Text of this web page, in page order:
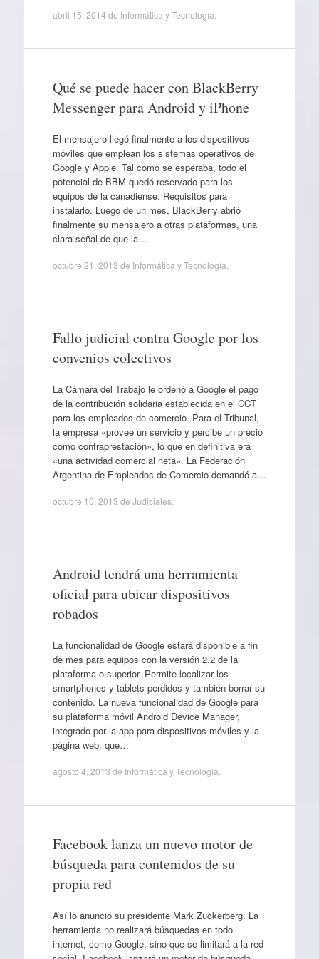
abril 15, 2014 de Informática y Tecnología
Qué se puede hacer con BlackBerry
Messenger para Android y iPhone
El mensajero llegó finalmente a los dispositivos
móviles que emplean los sistemas operativos de
Google y Apple. Tal como se esperaba, todo el
potencial de BBM quedó reservado para los
equipos de la canadiense. Requisitos para
instalarlo. Luego de un mes, BlackBerry abrió
finalmente su mensajero a otras plataformas, una
clara señal de que la…
octubre 21, 2013 de Informática y Tecnología
Fallo judicial contra Google por los
convenios colectivos
La Cámara del Trabajo le ordenó a Google el pago
de la contribución solidaria establecida en el CCT
para los empleados de comercio. Para el Tribunal,
la empresa «provee un servicio y percibe un precio
como contraprestación», lo que en definitiva era
«una actividad comercial neta». La Federación
Argentina de Empleados de Comercio demandó a…
octubre 10, 2013 de Judiciales.
Android tendrá una herramienta
oficial para ubicar dispositivos
robados
La funcionalidad de Google estará disponible a fin
de mes para equipos con la versión 2.2 de la
plataforma o superior. Permite localizar los
smartphones y tablets perdidos y también borrar su
contenido. La nueva funcionalidad de Google para
su plataforma móvil Android Device Manager,
integrado por la app para dispositivos móviles y la
página web, que…
agosto 4, 2013 de Informática y Tecnología
Facebook lanza un nuevo motor de
búsqueda para contenidos de su
propia red
Así lo anunció su presidente Mark Zuckerberg. La
herramienta no realizará búsquedas en todo
internet, como Google, sino que se limitará a la red